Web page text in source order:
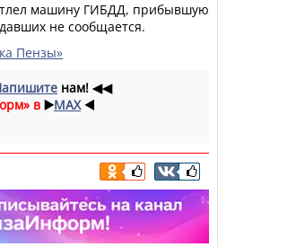
машину ГИБДД, прибывшую
не сообщается.
Пензы»
нам! ◀◀
в ▶️MAX ◀️